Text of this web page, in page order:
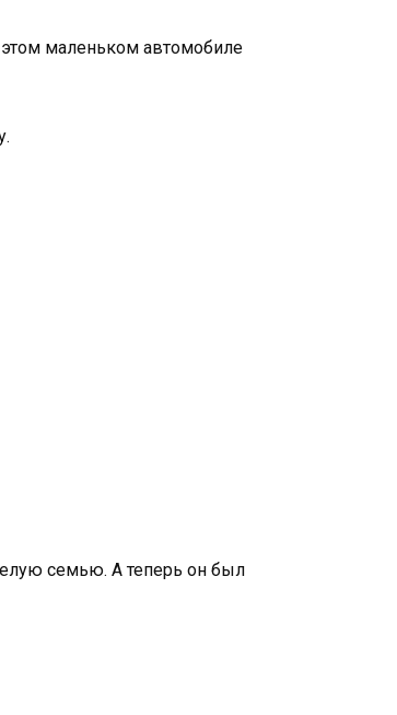
маленьком автомобиле
семью. А теперь он был